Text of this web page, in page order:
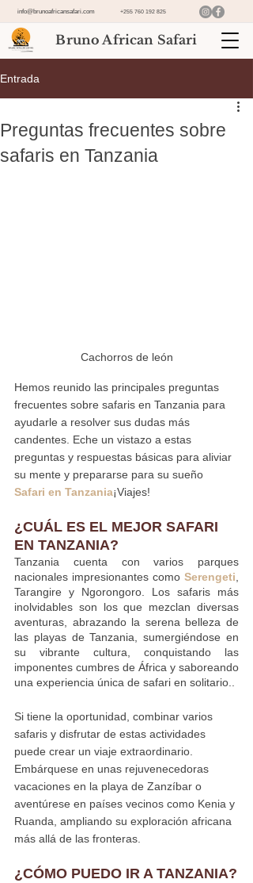
info@brunoafricansafari.com +255 760 192 825
Bruno African Safari
Entrada
Preguntas frecuentes sobre
safaris en Tanzania
Cachorros de león
Hemos reunido las principales preguntas
frecuentes sobre safaris en Tanzania para
ayudarle a resolver sus dudas más
candentes. Eche un vistazo a estas
preguntas y respuestas básicas para aliviar
su mente y prepararse para su sueño
Safari en Tanzania¡Viajes!
¿CUÁL ES EL MEJOR SAFARI
EN TANZANIA?
Tanzania cuenta con varios parques
nacionales impresionantes como Serengeti,
Tarangire y Ngorongoro. Los safaris más
inolvidables son los que mezclan diversas
aventuras, abrazando la serena belleza de
las playas de Tanzania, sumergiéndose en
su vibrante cultura, conquistando las
imponentes cumbres de África y saboreando
una experiencia única de safari en solitario..
Si tiene la oportunidad, combinar varios
safaris y disfrutar de estas actividades
puede crear un viaje extraordinario.
Embárquese en unas rejuvenecedoras
vacaciones en la playa de Zanzíbar o
aventúrese en países vecinos como Kenia y
Ruanda, ampliando su exploración africana
más allá de las fronteras.
¿CÓMO PUEDO IR A TANZANIA?